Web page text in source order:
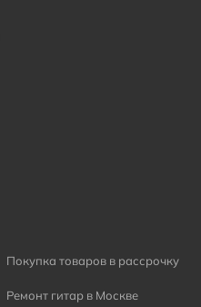
Покупка товаров в рассрочку
Ремонт гитар в Москве